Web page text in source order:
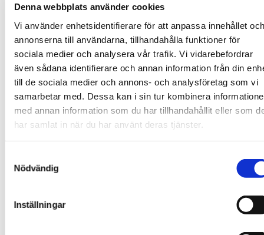
Denna webbplats använder cookies
Vi använder enhetsidentifierare för att anpassa innehållet och
annonserna till användarna, tillhandahålla funktioner för
sociala medier och analysera vår trafik. Vi vidarebefordrar
även sådana identifierare och annan information från din
till de sociala medier och annons- och analysföretag som vi
samarbetar med. Dessa kan i sin tur kombinera
med annan information som du har tillhandahållit eller som
har samlat in när du har använt deras tjänster.
Nödvändig
Inställningar
Genomför noggranna riskbedömningar
Välj certifierad och godkänd utrustning
Säkerställ rätt storlek och passform
Utbilda medarbetare i korrekt användning
Kontrollera och byt ut sliten utrustning
Skyddsutrustning är en investering i era
medarbetares hälsa och säkerhet. Varje bransch har
sina specifika krav och det är avgörande att välja
utrustning som är anpassad till just era
arbetsförhållanden. Glöm inte bort att
skyddsutrustning ska upplevas bekväm och funktionell
säkerhetsarbetet kontinuerligt